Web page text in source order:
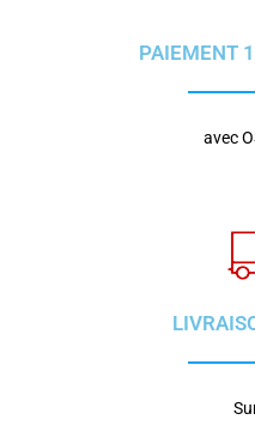
PAIEMENT
avec